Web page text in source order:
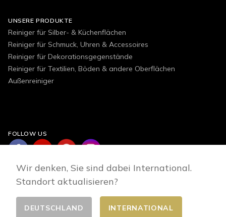
UNSERE PRODUKTE
Reiniger für Silber- & Küchenflächen
Reiniger für Schmuck, Uhren & Accessoires
Reiniger für Dekorationsgegenstände
Reiniger für Textilien, Böden & andere Oberflächen
Außenreiniger
FOLLOW US
Land wählen
Wir denken, Sie sind dabei International.
Standort aktualisieren?
DEUTSCHLAND INTERNATIONAL